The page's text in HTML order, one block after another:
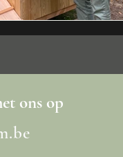
ons op